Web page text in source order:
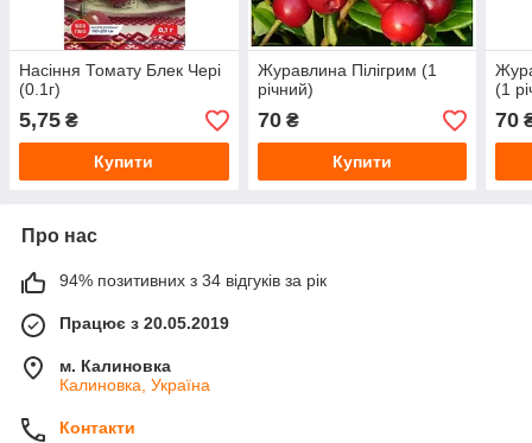
Насіння Томату Блек Чері
(0.1г)
5,75 ₴
Купити
Журавлина Пілігрим (1
річний)
70₴
Купити
(1
70
Про нас
94% позитивних з 34 відгуків за рік
Працює з 20.05.2019
м. Калиновка
Калиновка, Україна
Контакти